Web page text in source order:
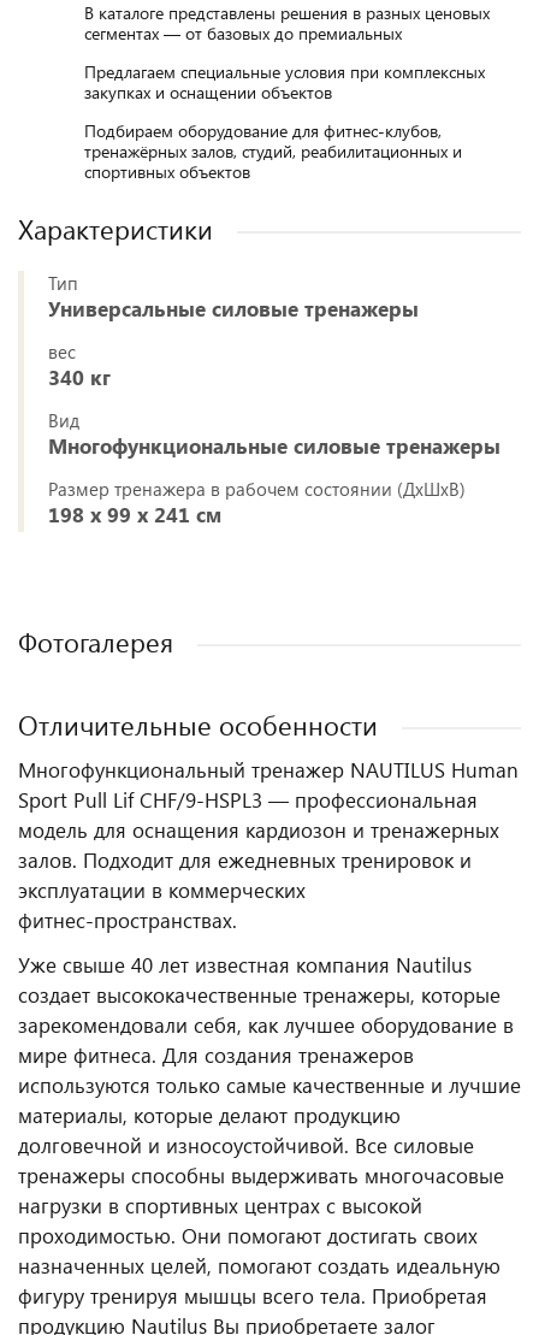
В каталоге представлены решения в разных ценовых
сегментах — от базовых до премиальных
Предлагаем специальные условия при комплексных
закупках и оснащении объектов
Подбираем оборудование для фитнес-клубов,
тренажёрных залов, студий, реабилитационных и
спортивных объектов
Характеристики
Тип
Универсальные силовые тренажеры
вес
340 кг
Вид
Многофункциональные силовые тренажеры
Размер тренажера в рабочем состоянии (ДхШхВ)
198 х 99 х 241 см
Фотогалерея
Отличительные особенности
Многофункциональный тренажер NAUTILUS Human
Sport Pull Lif CHF/9-HSPL3 — профессиональная
модель для оснащения кардиозон и тренажерных
залов. Подходит для ежедневных тренировок и
эксплуатации в коммерческих
фитнес‑пространствах.
Уже свыше 40 лет известная компания Nautilus
создает высококачественные тренажеры, которые
зарекомендовали себя, как лучшее оборудование в
мире фитнеса. Для создания тренажеров
используются только самые качественные и лучшие
материалы, которые делают продукцию
долговечной и износоустойчивой. Все силовые
тренажеры способны выдерживать многочасовые
нагрузки в спортивных центрах с высокой
проходимостью. Они помогают достигать своих
назначенных целей, помогают создать идеальную
фигуру тренируя мышцы всего тела. Приобретая
продукцию Nautilus Вы приобретаете залог